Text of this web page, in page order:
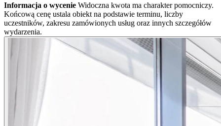
Informacja o wycenie Widoczna kwota ma charakter pomocniczy.
Końcową cenę ustala obiekt na podstawie terminu, liczby
uczestników, zakresu zamówionych usług oraz innych szczegółów
wydarzenia.